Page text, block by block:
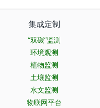
集成定制
“双碳”监测
环境观测
植物监测
土壤监测
水文监测
物联网平台